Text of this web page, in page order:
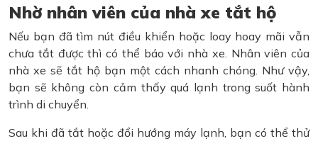
Nhờ nhân viên của nhà xe tắt hộ
Nếu bạn đã tìm nút điều khiển hoặc loay hoay mãi vẫn
chưa tắt được thì có thể báo với nhà xe. Nhân viên của
nhà xe sẽ tắt hộ bạn một cách nhanh chóng. Như vậy,
bạn sẽ không còn cảm thấy quá lạnh trong suốt hành
trình di chuyển.
Sau khi đã tắt hoặc đổi hướng máy lạnh, bạn có thể thử